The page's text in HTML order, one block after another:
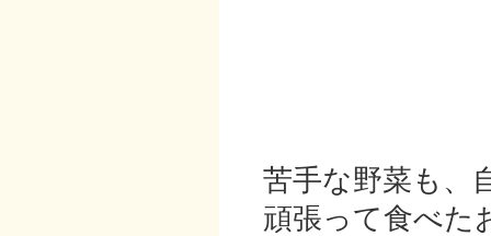
苦手な野菜も、
頑張って食べた